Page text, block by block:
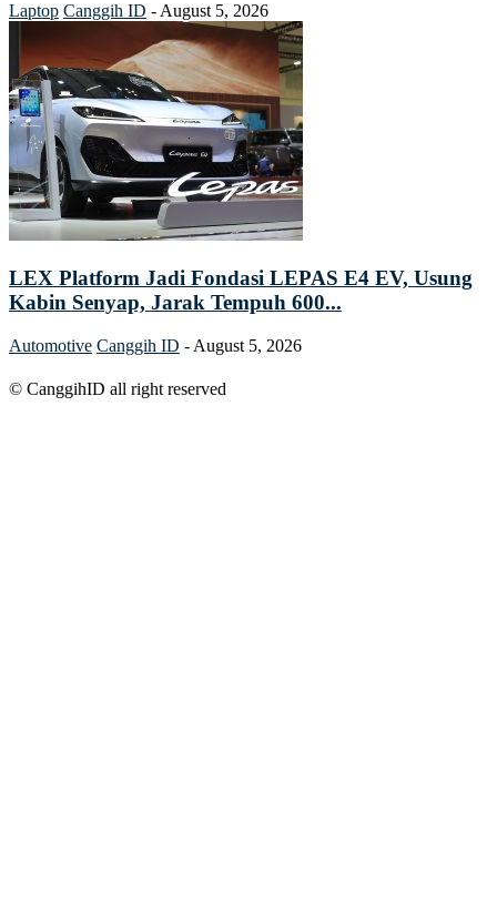
Laptop Canggih ID - August 5, 2026
LEX Platform Jadi Fondasi LEPAS E4 EV, Usung
Kabin Senyap, Jarak Tempuh 600...
Automotive Canggih ID - August 5, 2026
© CanggihID all right reserved